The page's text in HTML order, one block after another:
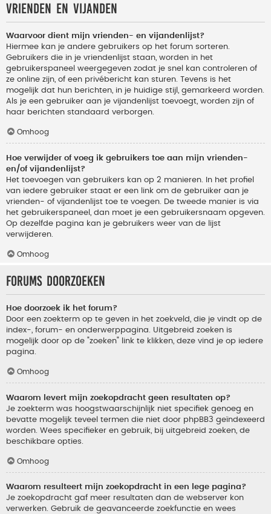
Vrienden en vijanden
Waarvoor dient mijn vrienden- en vijandenlijst?
Hiermee kan je andere gebruikers op het forum sorteren.
Gebruikers die in je vriendenlijst staan, worden in het
gebruikerspaneel weergegeven zodat je snel kan controleren of
ze online zijn, of een privébericht kan sturen. Tevens is het
mogelijk dat hun berichten, in je huidige stijl, gemarkeerd worden.
Als je een gebruiker aan je vijandenlijst toevoegt, worden zijn of
haar berichten standaard verborgen.
Omhoog
Hoe verwijder of voeg ik gebruikers toe aan mijn vrienden-
en/of vijandenlijst?
Het toevoegen van gebruikers kan op 2 manieren. In het profiel
van iedere gebruiker staat er een link om de gebruiker aan je
vrienden- of vijandenlijst toe te voegen. De tweede manier is via
het gebruikerspaneel, dan moet je een gebruikersnaam opgeven.
Op dezelfde pagina kan je gebruikers weer van de lijst
verwijderen.
Omhoog
Forums doorzoeken
Hoe doorzoek ik het forum?
Door een zoekterm op te geven in het zoekveld, die je vindt op de
index-, forum- en onderwerppagina. Uitgebreid zoeken is
mogelijk door op de "zoeken" link te klikken, deze vind je op iedere
pagina.
Omhoog
Waarom levert mijn zoekopdracht geen resultaten op?
Je zoekterm was hoogstwaarschijnlijk niet specifiek genoeg en
bevatte mogelijk teveel termen die niet door phpBB3 geïndexeerd
worden. Wees specifieker en gebruik, bij uitgebreid zoeken, de
beschikbare opties.
Omhoog
Waarom resulteert mijn zoekopdracht in een lege pagina?
Je zoekopdracht gaf meer resultaten dan de webserver kon
verwerken. Gebruik de geavanceerde zoekfunctie en wees